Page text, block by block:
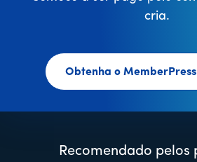
cria.
Obtenha o
Recomendado pelos